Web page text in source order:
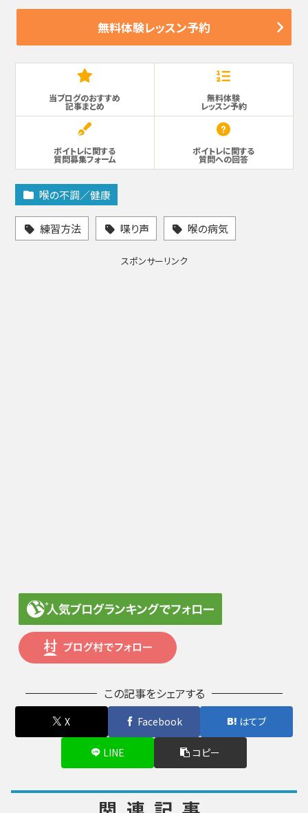
無料体験レッスン予約
当ブログのおすすめ
記事まとめ
無料体験
レッスン予約
ボイトレに関する
質問募集フォーム
ボイトレに関する
質問への回答
喉の不調／健康
練習方法 喋り声 喉の病気
スポンサーリンク
この記事をシェアする
X Facebook はてブ
LINE コピー